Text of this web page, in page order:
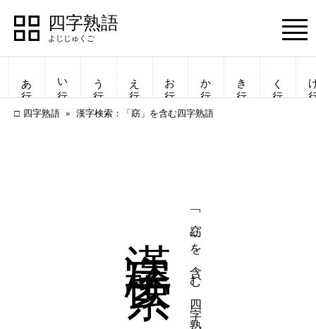
四字熟語
四字熟語
一覧表示
Menu
あ行 い行 う行 え行 お行 か行 き行 く行
四字熟語 漢字検索：「窈」を含む四字熟語
「窈」を含む四字熟語
四字熟語
一覧表示